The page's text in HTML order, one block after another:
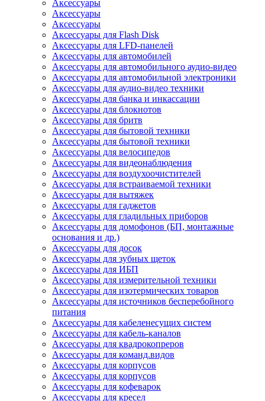
Аксессуары
Аксессуары
Аксессуары
Аксессуары для Flash Disk
Аксессуары для LFD-панелей
Аксессуары для автомобилей
Аксессуары для автомобильного аудио-видео
Аксессуары для автомобильной электроники
Аксессуары для аудио-видео техники
Аксессуары для банка и инкассации
Аксессуары для блокнотов
Аксессуары для бритв
Аксессуары для бытовой техники
Аксессуары для бытовой техники
Аксессуары для велосипедов
Аксессуары для видеонаблюдения
Аксессуары для воздухоочистителей
Аксессуары для встраиваемой техники
Аксессуары для вытяжек
Аксессуары для гаджетов
Аксессуары для гладильных приборов
Аксессуары для домофонов (БП, монтажные
основания и др.)
Аксессуары для досок
Аксессуары для зубных щеток
Аксессуары для ИБП
Аксессуары для измерительной техники
Аксессуары для изотермических товаров
Аксессуары для источников бесперебойного
питания
Аксессуары для кабеленесущих систем
Аксессуары для кабель-каналов
Аксессуары для квадрокопреров
Аксессуары для команд.видов
Аксессуары для корпусов
Аксессуары для корпусов
Аксессуары для кофеварок
Аксессуары для кресел